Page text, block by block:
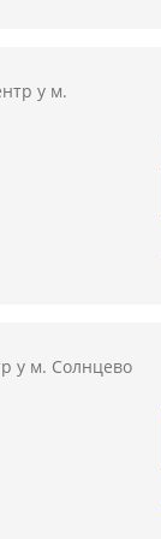
у м.
у м. Солнцево